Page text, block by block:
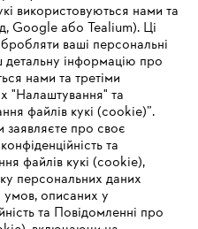
#STIHL
використовуються нами та
Google або Tealium). Ці
ваші персональні
детальну інформацію про
нами та третіми
"Налаштування" та
файлів кукі (cookie)”.
заявляєте про своє
та
файлів кукі (cookie),
персональних даних
умов, описаних у
та Повідомленні про